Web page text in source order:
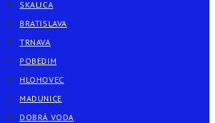
SKALICA
BRATISLAVA
TRNAVA
POBEDIM
HLOHOVEC
MADUNICE
DOBRÁ VODA